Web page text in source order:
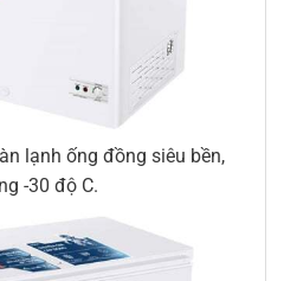
lạnh ống đồng siêu bền,
-30 độ C.